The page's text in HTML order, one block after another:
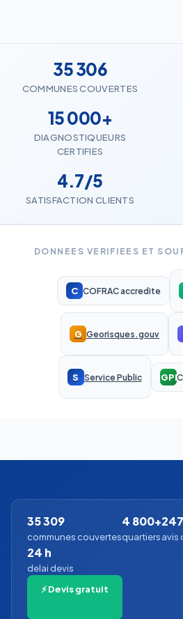
35 306
COMMUNES COUVERTES
15 000+
DIAGNOSTIQUEURS
CERTIFIES
4.7/5
SATISFACTION CLIENTS
DONNEES VERIFIEES ET
C COFRAC accredite
G Georisques.gouv
S Service Public RGPD
35 309
communes couvertes
4 800+
quartiers
247
avis
24 h
delai devis
⚡ Devis gratuit